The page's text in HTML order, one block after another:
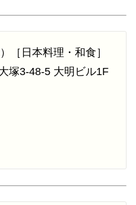
［日本料理・和食］
塚3-48-5 大明ビル1F